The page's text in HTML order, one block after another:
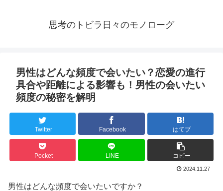
思考のトビラ日々のモノローグ
男性はどんな頻度で会いたい？恋愛の進行
具合や距離による影響も！男性の会いたい
頻度の秘密を解明
Twitter Facebook はてブ
Pocket LINE コピー
2024.11.27
男性はどんな頻度で会いたいですか？